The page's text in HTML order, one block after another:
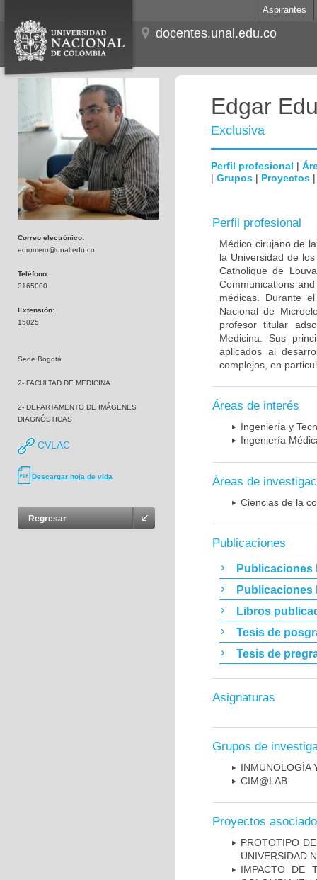
Aspirantes
docentes.unal.edu.co
Correo electrónico:
edromero@unal.edu.co
Teléfono:
3165000
Extensión:
15025
Sede Bogotá
2- FACULTAD DE MEDICINA
2- DEPARTAMENTO DE IMÁGENES
DIAGNÓSTICAS
CVLAC
Descargar hoja de vida
Regresar
Edgar
Exclusiva
Perfil profesional |
| Grupos | Proyectos
Perfil profesional
Médico cirujano de
la Universidad de
Catholique de
Communications
médicas. Durante
Nacional de
profesor titular
Medicina. Sus
aplicados al
complejos, en
Áreas de interés
Ingeniería y
Ingeniería
Áreas de
Ciencias de la
Publicaciones
Publicaciones
Publicaciones
Libros
Tesis de
Tesis de
Asignaturas
Grupos de
INMUNOLOGÍA
CIM@LAB
Proyectos
PROTOTIPO
UNIVERSIDAD
IMPACTO DE